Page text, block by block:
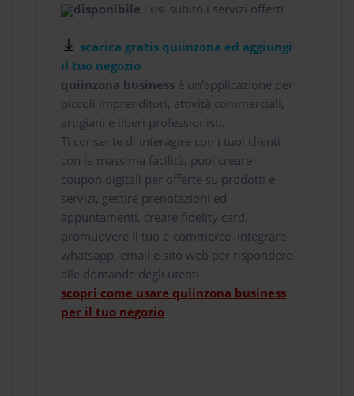
disponibile : usi subito i servizi offerti
scarica gratis quiinzona ed aggiungi
il tuo negozio
quiinzona business è un'applicazione per
piccoli imprenditori, attività commerciali,
artigiani e liberi professionisti.
Ti consente di interagire con i tuoi clienti
con la massima facilità, puoi creare
coupon digitali per offerte su prodotti e
servizi, gestire prenotazioni ed
appuntamenti, creare fidelity card,
promuovere il tuo e-commerce, integrare
whatsapp, email e sito web per rispondere
alle domande degli utenti.
scopri come usare quiinzona business
per il tuo negozio